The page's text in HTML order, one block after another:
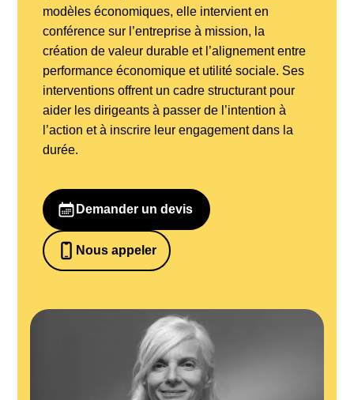
modèles économiques, elle intervient en
conférence sur l’entreprise à mission, la
création de valeur durable et l’alignement entre
performance économique et utilité sociale. Ses
interventions offrent un cadre structurant pour
aider les dirigeants à passer de l’intention à
l’action et à inscrire leur engagement dans la
durée.
Demander un devis
Nous appeler
0652698481